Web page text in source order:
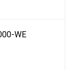
WE